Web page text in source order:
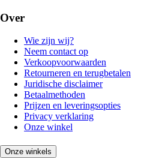
Over
Wie zijn wij?
Neem contact op
Verkoopvoorwaarden
Retourneren en terugbetalen
Juridische disclaimer
Betaalmethoden
Prijzen en leveringsopties
Privacy verklaring
Onze winkel
Onze winkels